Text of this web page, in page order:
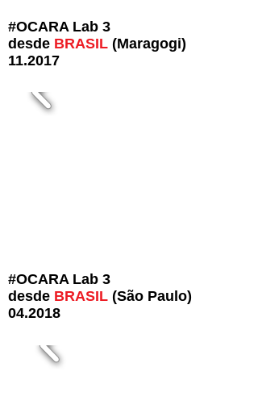
#OCARA Lab 3
desde BRASIL (Maragogi)
11.2017
#OCARA Lab 3
desde BRASIL (São Paulo)
04.2018